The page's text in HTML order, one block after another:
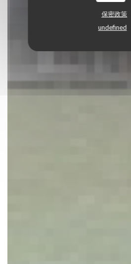
保密政策
undefined